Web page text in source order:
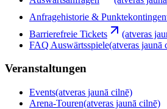
Anfragehistorie &
Barrierefreie Tickets
(atveras
FAQ Auswärtsspiele(atveras jaunā
Veranstaltungen
Events(atveras jaunā cilnē)
Arena-Touren(atveras jaunā cilnē)